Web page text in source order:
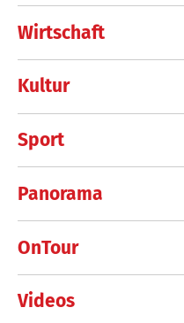
Wirtschaft
Kultur
Sport
Panorama
OnTour
Videos